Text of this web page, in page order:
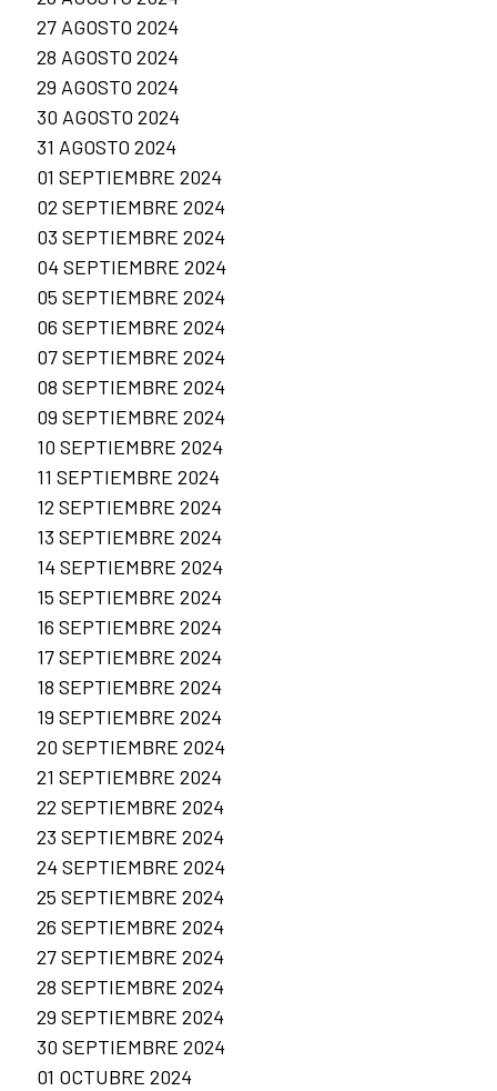
27 AGOSTO 2024
28 AGOSTO 2024
29 AGOSTO 2024
30 AGOSTO 2024
31 AGOSTO 2024
01 SEPTIEMBRE 2024
02 SEPTIEMBRE 2024
03 SEPTIEMBRE 2024
04 SEPTIEMBRE 2024
05 SEPTIEMBRE 2024
06 SEPTIEMBRE 2024
07 SEPTIEMBRE 2024
08 SEPTIEMBRE 2024
09 SEPTIEMBRE 2024
10 SEPTIEMBRE 2024
11 SEPTIEMBRE 2024
12 SEPTIEMBRE 2024
13 SEPTIEMBRE 2024
14 SEPTIEMBRE 2024
15 SEPTIEMBRE 2024
16 SEPTIEMBRE 2024
17 SEPTIEMBRE 2024
18 SEPTIEMBRE 2024
19 SEPTIEMBRE 2024
20 SEPTIEMBRE 2024
21 SEPTIEMBRE 2024
22 SEPTIEMBRE 2024
23 SEPTIEMBRE 2024
24 SEPTIEMBRE 2024
25 SEPTIEMBRE 2024
26 SEPTIEMBRE 2024
27 SEPTIEMBRE 2024
28 SEPTIEMBRE 2024
29 SEPTIEMBRE 2024
30 SEPTIEMBRE 2024
01 OCTUBRE 2024